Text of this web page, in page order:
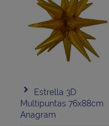
Estrella 3D
Multipuntas 76x88cm
Anagram